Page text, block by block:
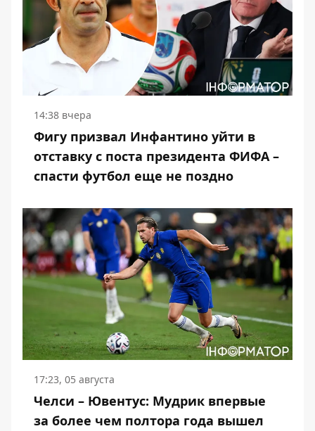
14:38 вчера
Фигу призвал Инфантино уйти в
отставку с поста президента ФИФА –
спасти футбол еще не поздно
17:23, 05 августа
Челси – Ювентус: Мудрик впервые
за более чем полтора года вышел